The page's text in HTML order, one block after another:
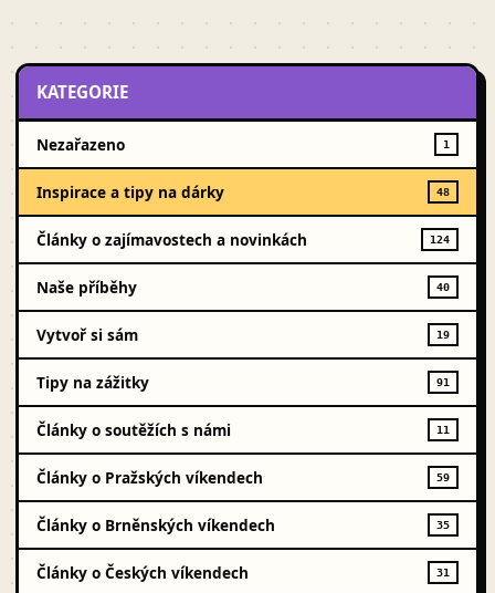
KATEGORIE
Nezařazeno 1
Inspirace a tipy na dárky 48
Články o zajímavostech a novinkách 124
Naše příběhy 40
Vytvoř si sám 19
Tipy na zážitky 91
Články o soutěžích s námi 11
Články o Pražských víkendech 59
Články o Brněnských víkendech 35
Články o Českých víkendech 31